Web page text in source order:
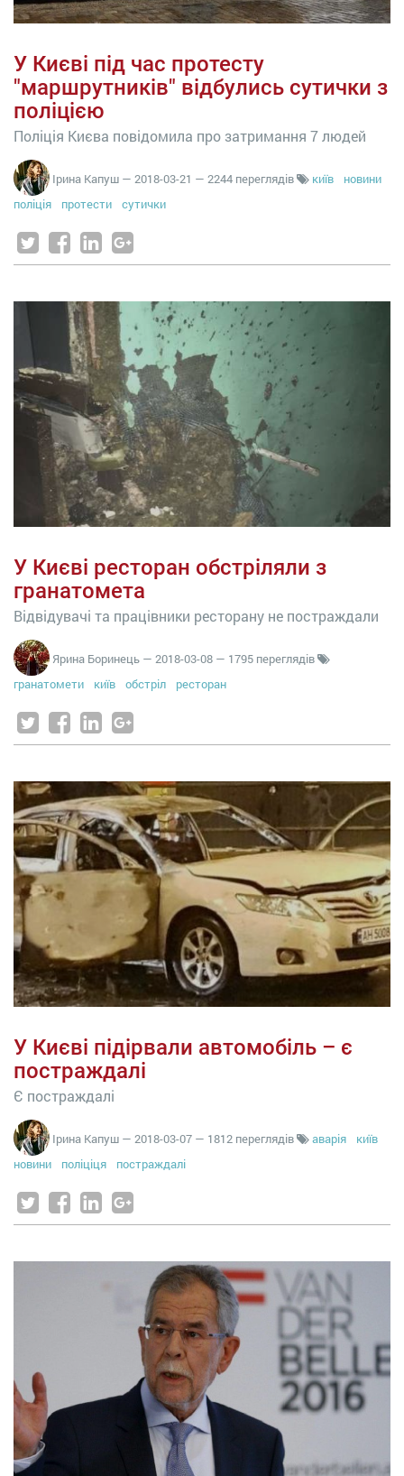
У Києві під час протесту
"маршрутників" відбулись сутички з
поліцією
Поліція Києва повідомила про затримання 7 людей
Ірина Капуш — 2018-03-21 — 2244 переглядів київ
новини
поліція
протести сутички
У Києві ресторан обстріляли з
гранатомета
Відвідувачі та працівники ресторану не постраждали
Ярина Боринець — 2018-03-08 — 1795 переглядів
гранатомети
київ обстріл ресторан
У Києві підірвали автомобіль – є
постраждалі
Є постраждалі
Ірина Капуш — 2018-03-07 — 1812 переглядів аварія
київ
новини
поліціця постраждалі